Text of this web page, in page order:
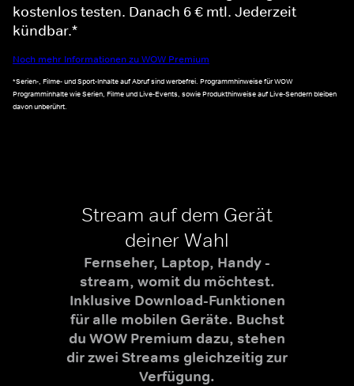
kostenlos testen. Danach 6 € mtl. Jederzeit
kündbar.*
Noch mehr Informationen zu WOW Premium
*Serien-, Filme- und Sport-Inhalte auf Abruf sind werbefrei. Programmhinweise für WOW
Programminhalte wie Serien, Filme und Live-Events, sowie Produkthinweise auf Live-Sendern bleiben
davon unberührt.
Stream auf dem Gerät
deiner Wahl
Fernseher, Laptop, Handy -
stream, womit du möchtest.
Inklusive Download-Funktionen
für alle mobilen Geräte. Buchst
du WOW Premium dazu, stehen
dir zwei Streams gleichzeitig zur
Verfügung.